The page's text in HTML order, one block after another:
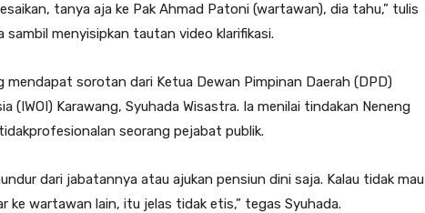
tanya aja ke Pak Ahmad Patoni (wartawan), dia tahu,” tulis
sambil menyisipkan tautan video klarifikasi.
sorotan dari Ketua Dewan Pimpinan Daerah (DPD)
(IWOI) Karawang, Syuhada Wisastra. Ia menilai tindakan Neneng
seorang pejabat publik.
dari jabatannya atau ajukan pensiun dini saja. Kalau tidak mau
ke wartawan lain, itu jelas tidak etis,” tegas Syuhada.